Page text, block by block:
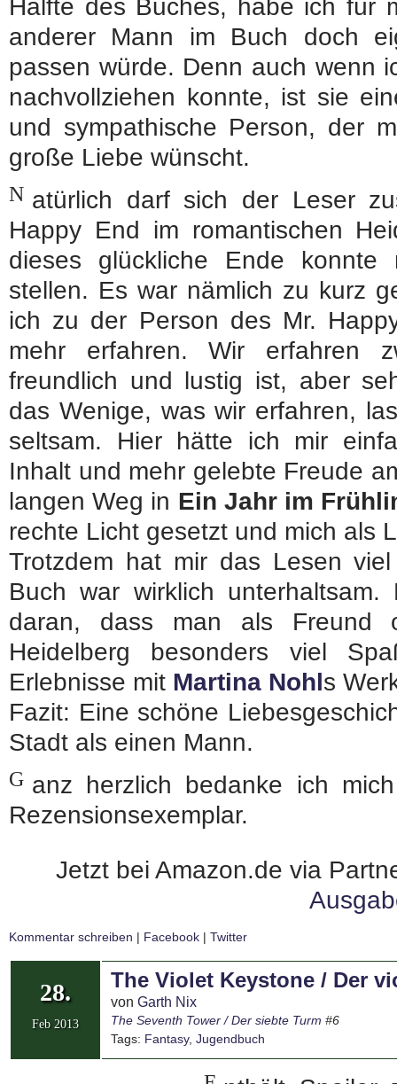
Hälfte des Buches, habe ich für
anderer Mann im Buch doch
passen würde. Denn auch wenn
nachvollziehen konnte, ist sie
und sympathische Person, der
große Liebe wünscht.
N atürlich darf sich der Leser
Happy End im romantischen
dieses glückliche Ende
stellen. Es war nämlich zu kurz
ich zu der Person des Mr.
mehr erfahren. Wir erfahren
freundlich und lustig ist, aber
das Wenige, was wir erfahren,
seltsam. Hier hätte ich mir
Inhalt und mehr gelebte Freude
langen Weg in Ein Jahr im
rechte Licht gesetzt und mich als
Trotzdem hat mir das Lesen
Buch war wirklich
daran, dass man als Freund
Heidelberg besonders viel
Erlebnisse mit Martina Nohls
Fazit: Eine schöne
Stadt als einen Mann.
G anz herzlich bedanke ich
Rezensionsexemplar.
Jetzt bei Amazon.de via
Kommentar schreiben | Facebook | Twitter
28.
Feb 2013
The Violet Keystone / Der
von Garth Nix
The Seventh Tower / Der siebte Turm #6
Tags: Fantasy, Jugendbuch